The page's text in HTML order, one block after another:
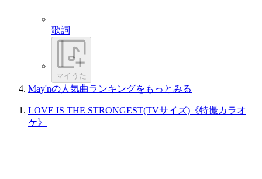
歌詞
マイうた
May'nの人気曲ランキングをもっとみる
LOVE IS THE STRONGEST(TVサイズ)《特撮カラオ
ケ》